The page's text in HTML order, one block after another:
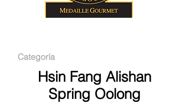
Categoría
Hsin Fang Alishan
Spring Oolong